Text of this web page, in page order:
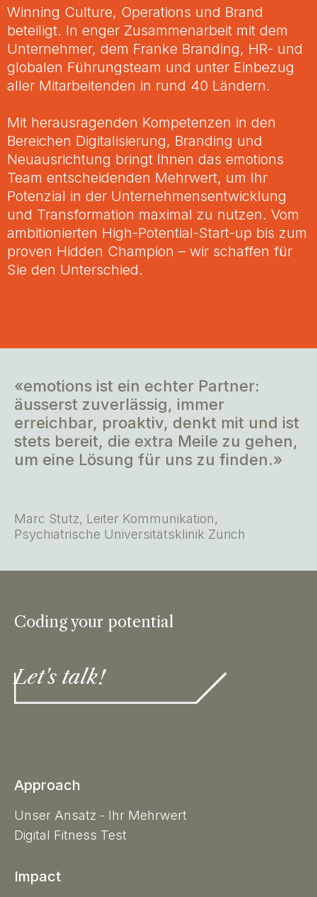
Winning Culture, Operations und Brand
beteiligt. In enger Zusammenarbeit mit dem
Unternehmer, dem Franke Branding, HR- und
globalen Führungsteam und unter Einbezug
aller Mitarbeitenden in rund 40 Ländern.
Mit herausragenden Kompetenzen in den
Bereichen Digitalisierung, Branding und
Neuausrichtung bringt Ihnen das emotions
Team entscheidenden Mehrwert, um Ihr
Potenzial in der Unternehmensentwicklung
und Transformation maximal zu nutzen. Vom
ambitionierten High-Potential-Start-up bis zum
proven Hidden Champion – wir schaffen für
Sie den Unterschied.
«emotions ist ein echter Partner:
äusserst zuverlässig, immer
erreichbar, proaktiv, denkt mit und ist
stets bereit, die extra Meile zu gehen,
um eine Lösung für uns zu finden.»
Marc Stutz, Leiter Kommunikation,
Psychiatrische Universitätsklinik Zürich
Coding your potential
Let's talk!
Approach
Unser Ansatz - Ihr Mehrwert
Digital Fitness Test
Impact